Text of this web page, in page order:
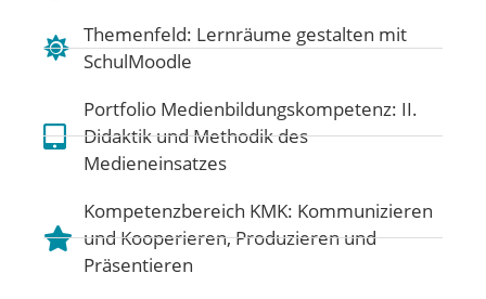
Themenfeld: Lernräume gestalten mit
SchulMoodle
Portfolio Medienbildungskompetenz: II.
Didaktik und Methodik des
Medieneinsatzes
Kompetenzbereich KMK: Kommunizieren
und Kooperieren,Produzieren und
Präsentieren